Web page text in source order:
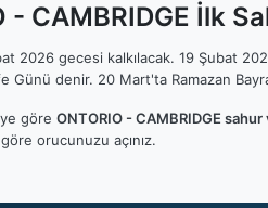
- CAMBRIDGE İlk
2026 gecesi kalkılacak. 19 Şubat
Günü denir. 20 Mart'ta Ramazan
göre ONTORIO - CAMBRIDGE sahur
orucunuzu açınız.